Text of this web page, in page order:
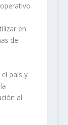
en
de
país y
al